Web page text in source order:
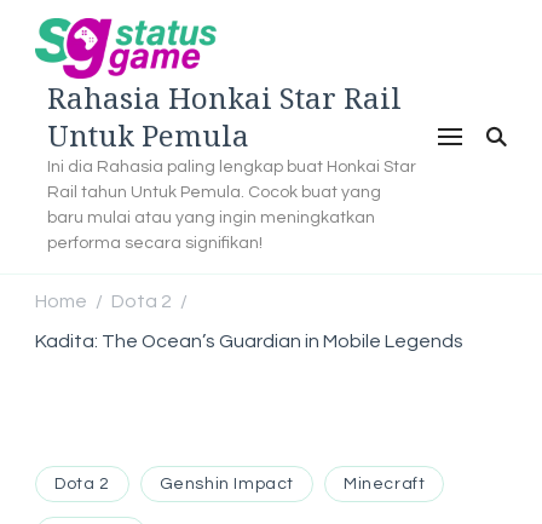
Rahasia Honkai Star Rail
Untuk Pemula
Ini dia Rahasia paling lengkap buat Honkai Star
Rail tahun Untuk Pemula. Cocok buat yang
baru mulai atau yang ingin meningkatkan
performa secara signifikan!
Home / Dota 2 /
Kadita: The Ocean’s Guardian in Mobile Legends
Dota 2 Genshin Impact Minecraft